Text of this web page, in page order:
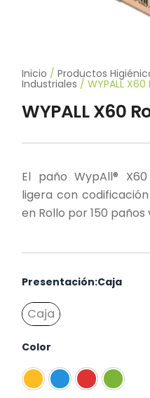
Inicio /Productos
Industriales / WYPALL X60
WYPALL X60
El paño WypAll®
ligera con
en Rollo por 150 paños
Presentación:Caja
Caja
Color